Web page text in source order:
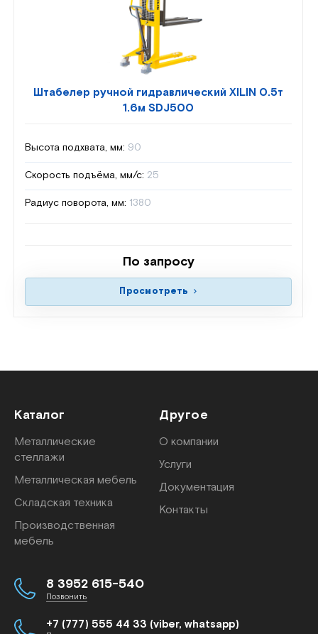
Штабелер ручной гидравлический XILIN 0.5т
1.6м SDJ500
Высота подхвата, мм: 90
Скорость подъёма, мм/с: 25
Радиус поворота, мм: 1380
По запросу
Просмотреть
Каталог
Металлические
стеллажи
Металлическая мебель
Складская техника
Производственная
мебель
Другое
О компании
Услуги
Документация
Контакты
8 3952 615-540
Позвонить
+7 (777) 555 44 33 (viber, whatsapp)